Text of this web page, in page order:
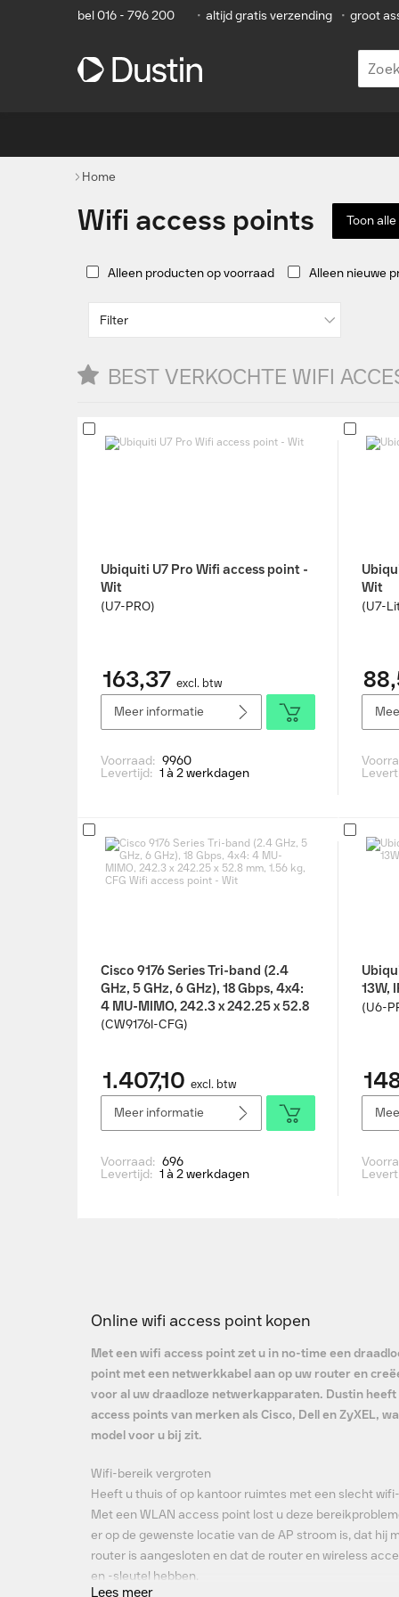
bel 016 - 796 200 • altijd gratis verzending • groot
Home
Wifi access points Toon
Alleen producten op voorraad Alleen nieuwe
Filter
BEST VERKOCHTE WIFI
Ubiquiti U7 Pro Wifi access point -
Wit
(U7-PRO)
163,37 excl. btw
Meer informatie
Voorraad: 9960
Levertijd: 1 à 2 werkdagen
Wit
(U7-
Cisco 9176 Series Tri-band (2.4
GHz, 5 GHz, 6 GHz), 18 Gbps, 4x4:
4 MU-MIMO, 242.3 x 242.25 x 52.8
mm, 1.56 kg, CFG Wifi access point
(CW9176I-CFG)
1.407,10 excl. btw
Meer informatie
Voorraad: 696
Levertijd: 1 à 2 werkdagen
13W,
(U6-
Online wifi access point kopen
Met een wifi access point zet u in no-time een
point met een netwerkkabel aan op uw router en
voor al uw draadloze netwerkapparaten. Dustin
access points van merken als Cisco, Dell en ZyXEL,
model voor u bij zit.
Wifi-bereik vergroten
Heeft u thuis of op kantoor ruimtes met een slecht
Met een WLAN access point lost u deze
er op de gewenste locatie van de AP stroom is, dat hij
router is aangesloten en dat de router en wireless
en -sleutel hebben.
Lees meer